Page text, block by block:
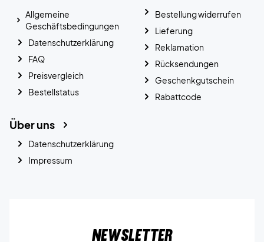
Allgemeine
Geschäftsbedingungen
Datenschutzerklärung
FAQ
Preisvergleich
Bestellstatus
Bestellung widerrufen
Lieferung
Reklamation
Rücksendungen
Geschenkgutschein
Rabattcode
Über uns
Datenschutzerklärung
Impressum
Newsletter